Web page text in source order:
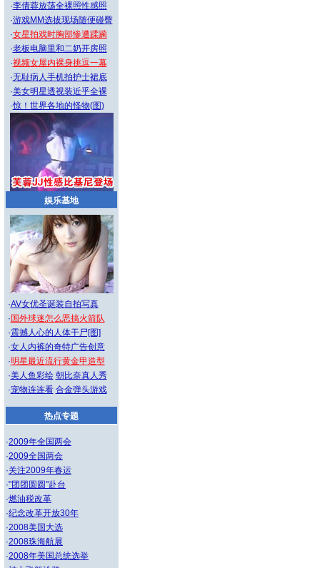
·李倩蓉放荡全裸照性感照
·游戏MM选拔现场随便碰臀
·女星拍戏时胸部惨遭蹂躏
·老板电脑里和二奶开房照
·视频女屋内裸身挑逗一幕
·无耻病人手机拍护士裙底
·美女明星透视装近乎全裸
·惊！世界各地的怪物(图)
娱乐基地
·AV女优圣诞装自拍写真
· 国外球迷怎么恶搞火箭队
·震撼人心的人体干尸[图]
·女人内裤的奇特广告创意
·明星最近流行黄金甲造型
·美人鱼彩绘 朝比奈真人秀
·宠物连连看 合金弹头游戏
热点专题
·2009年全国两会
·2009全国两会
·关注2009年春运
·"团团圆圆"赴台
·燃油税改革
·纪念改革开放30年
·2008美国大选
·2008珠海航展
·2008年美国总统选举